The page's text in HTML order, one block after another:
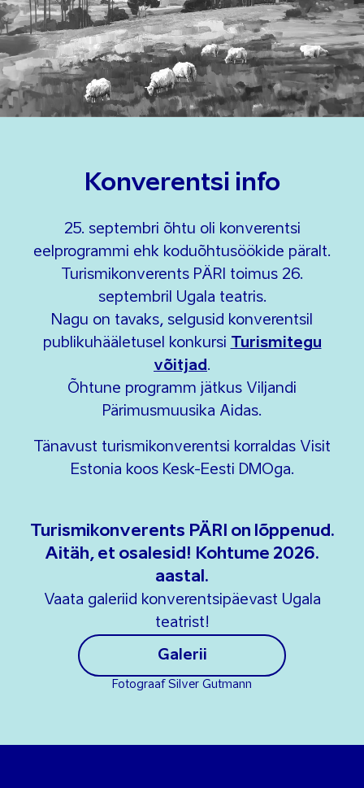
Konverentsi info
25. septembri õhtu oli konverentsi
eelprogrammi ehk koduõhtusöökide päralt.
Turismikonverents PÄRI toimus 26.
septembril Ugala teatris.
Nagu on tavaks, selgusid konverentsil
publikuhääletusel konkursi Turismitegu
võitjad .
Õhtune programm jätkus Viljandi
Pärimusmuusika Aidas.
Tänavust turismikonverentsi korraldas Visit
Estonia koos Kesk-Eesti DMOga.
Turismikonverents PÄRI on lõppenud.
Aitäh, et osalesid! Kohtume 2026.
aastal.
Vaata galeriid konverentsipäevast Ugala
teatrist!
Galerii
Fotograaf Silver Gutmann